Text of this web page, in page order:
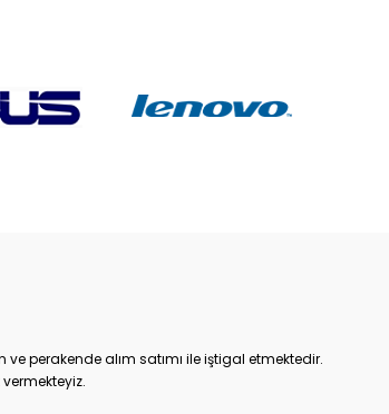
perakende alım satımı ile iştigal etmektedir.